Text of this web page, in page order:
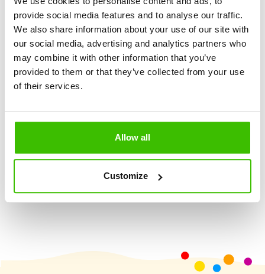
provide social media features and to analyse our traffic.
We also share information about your use of our site with
our social media, advertising and analytics partners who
may combine it with other information that you’ve
provided to them or that they’ve collected from your use
of their services.
Allow all
Customize
10 alapkészség fejlesztése
Nagy hangsúly a játékosságon és élményszerzésen
Képzett edző
Játékterv motivációs matricákkal